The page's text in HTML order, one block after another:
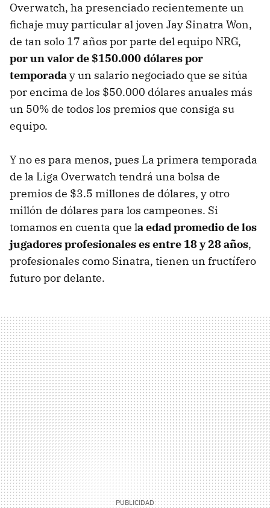
Overwatch, ha presenciado recientemente un
fichaje muy particular al joven Jay Sinatra Won,
de tan solo 17 años por parte del equipo NRG,
por un valor de $150.000 dólares por
temporaday un salario negociado que se sitúa
por encima de los $50.000 dólares anuales más
un 50% de todos los premios que consiga su
equipo.
Y no es para menos, pues La primera temporada
de la Liga Overwatch tendrá una bolsa de
premios de $3.5 millones de dólares, y otro
millón de dólares para los campeones. Si
tomamos en cuenta que la edad promedio de los
jugadores profesionales es entre 18 y 28 años,
profesionales como Sinatra, tienen un fructífero
futuro por delante.